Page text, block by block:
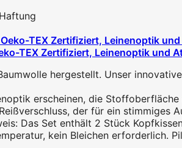
TEX Zertifiziert, Leinenoptik und
hergestellt. Unser
erscheinen, die
der für ein stimmiges
Das Set enthält 2 Stück
kein Bleichen erforderlich.